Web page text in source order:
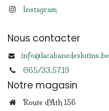
Instagram
Nous contacter
info@lacabanedeslutins.be
065/33.57.19
Notre magasin
Route d'Ath 156